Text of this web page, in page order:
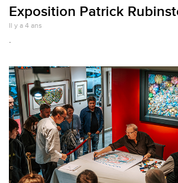
Exposition Patrick
Il y a 4 ans
.